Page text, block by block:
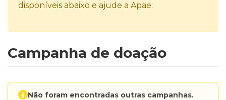
disponíveis abaixo e ajude a Apae:
Campanha de doação
Não foram encontradas outras campanhas.